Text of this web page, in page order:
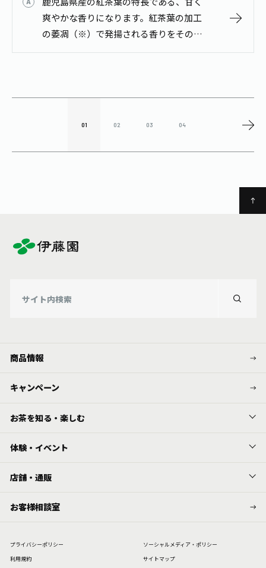
爽やかな香りになります。紅茶葉の加工
の萎凋（※）で発揚される香りをそのま
ま閉じ込めました。 ※萎凋（いちょ
品情…
01 02 03 04
商品情報
キャンペーン
お茶を知る・楽しむ
体験・イベント
店舗・通販
お客様相談室
プライバシーポリシー
ソーシャルメディア・ポリシー
利⽤規約
サイトマップ